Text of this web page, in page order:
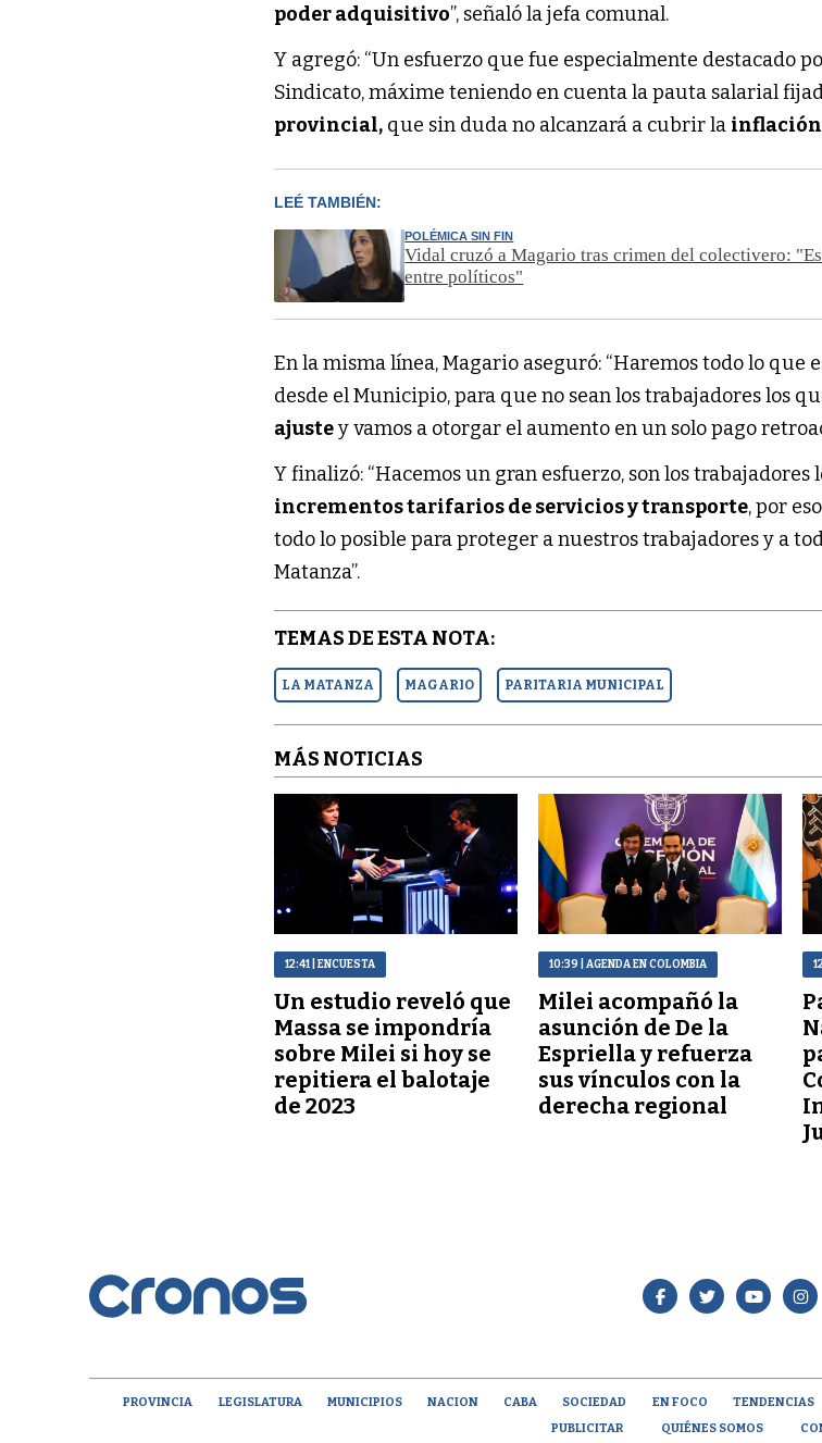
poder adquisitivo”, señaló la jefa comunal.
Y agregó: “Un esfuerzo que fue especialmente destacado
Sindicato, máxime teniendo en cuenta la pauta salarial
provincial, que sin duda no alcanzará a cubrir la inflación
LEÉ TAMBIÉN:
POLÉMICA SIN FIN
Vidal cruzó a Magario tras crimen del colectivero:
entre políticos"
En la misma línea, Magario aseguró: “Haremos todo lo que
desde el Municipio, para que no sean los trabajadores los
ajustey vamos a otorgar el aumento en un solo pago
Y finalizó: “Hacemos un gran esfuerzo, son los trabajadores
incrementos tarifarios de servicios y transporte, por
todo lo posible para proteger a nuestros trabajadores y a
Matanza”.
TEMAS DE ESTA NOTA:
LA MATANZA MAGARIO PARITARIA MUNICIPAL
MÁS NOTICIAS
12:41| ENCUESTA
Un estudio reveló que
Massa se impondría
sobre Milei si hoy se
repitiera el balotaje
de 2023
10:39 | AGENDA EN COLOMBIA
Milei acompañó la
asunción de De la
Espriella y refuerza
sus vínculos con la
derecha regional
PROVINCIA LEGISLATURA MUNICIPIOS NACION CABA SOCIEDAD EN FOCO TENDENCIAS
PUBLICITAR
QUIÉNES SOMOS